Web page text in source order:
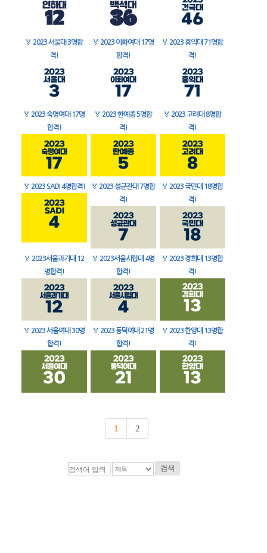
🏅 2023 서울대 3명합
격!
🏅 2023 이화여대 17명
합격!
🏅 2023 홍익대 71명합
격!
🏅 2023 숙명여대 17명
합격!
🏅 2023 한예종 5명합
격!
🏅 2023 고려대 8명합
격!
🏅 2023 SADI 4명합격! 🏅 2023 성균관대 7명합
격!
🏅 2023 국민대 18명합
격!
🏅 2023서울과기대 12
명합격!
🏅 2023서울시립대 4명
합격!
🏅 2023 경희대 13명합
격!
🏅 2023 서울여대 30명
합격!
🏅 2023 동덕여대 21명
합격!
🏅 2023 한양대 13명합
격!
1 2
검색